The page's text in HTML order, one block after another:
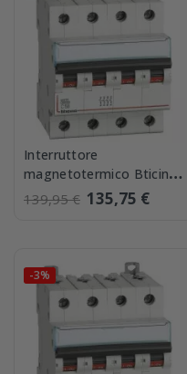
Interruttore
magnetotermico Bticino
4 Poli FN84C50 6Ka 50A
139,95 € 135,75 €
-3%